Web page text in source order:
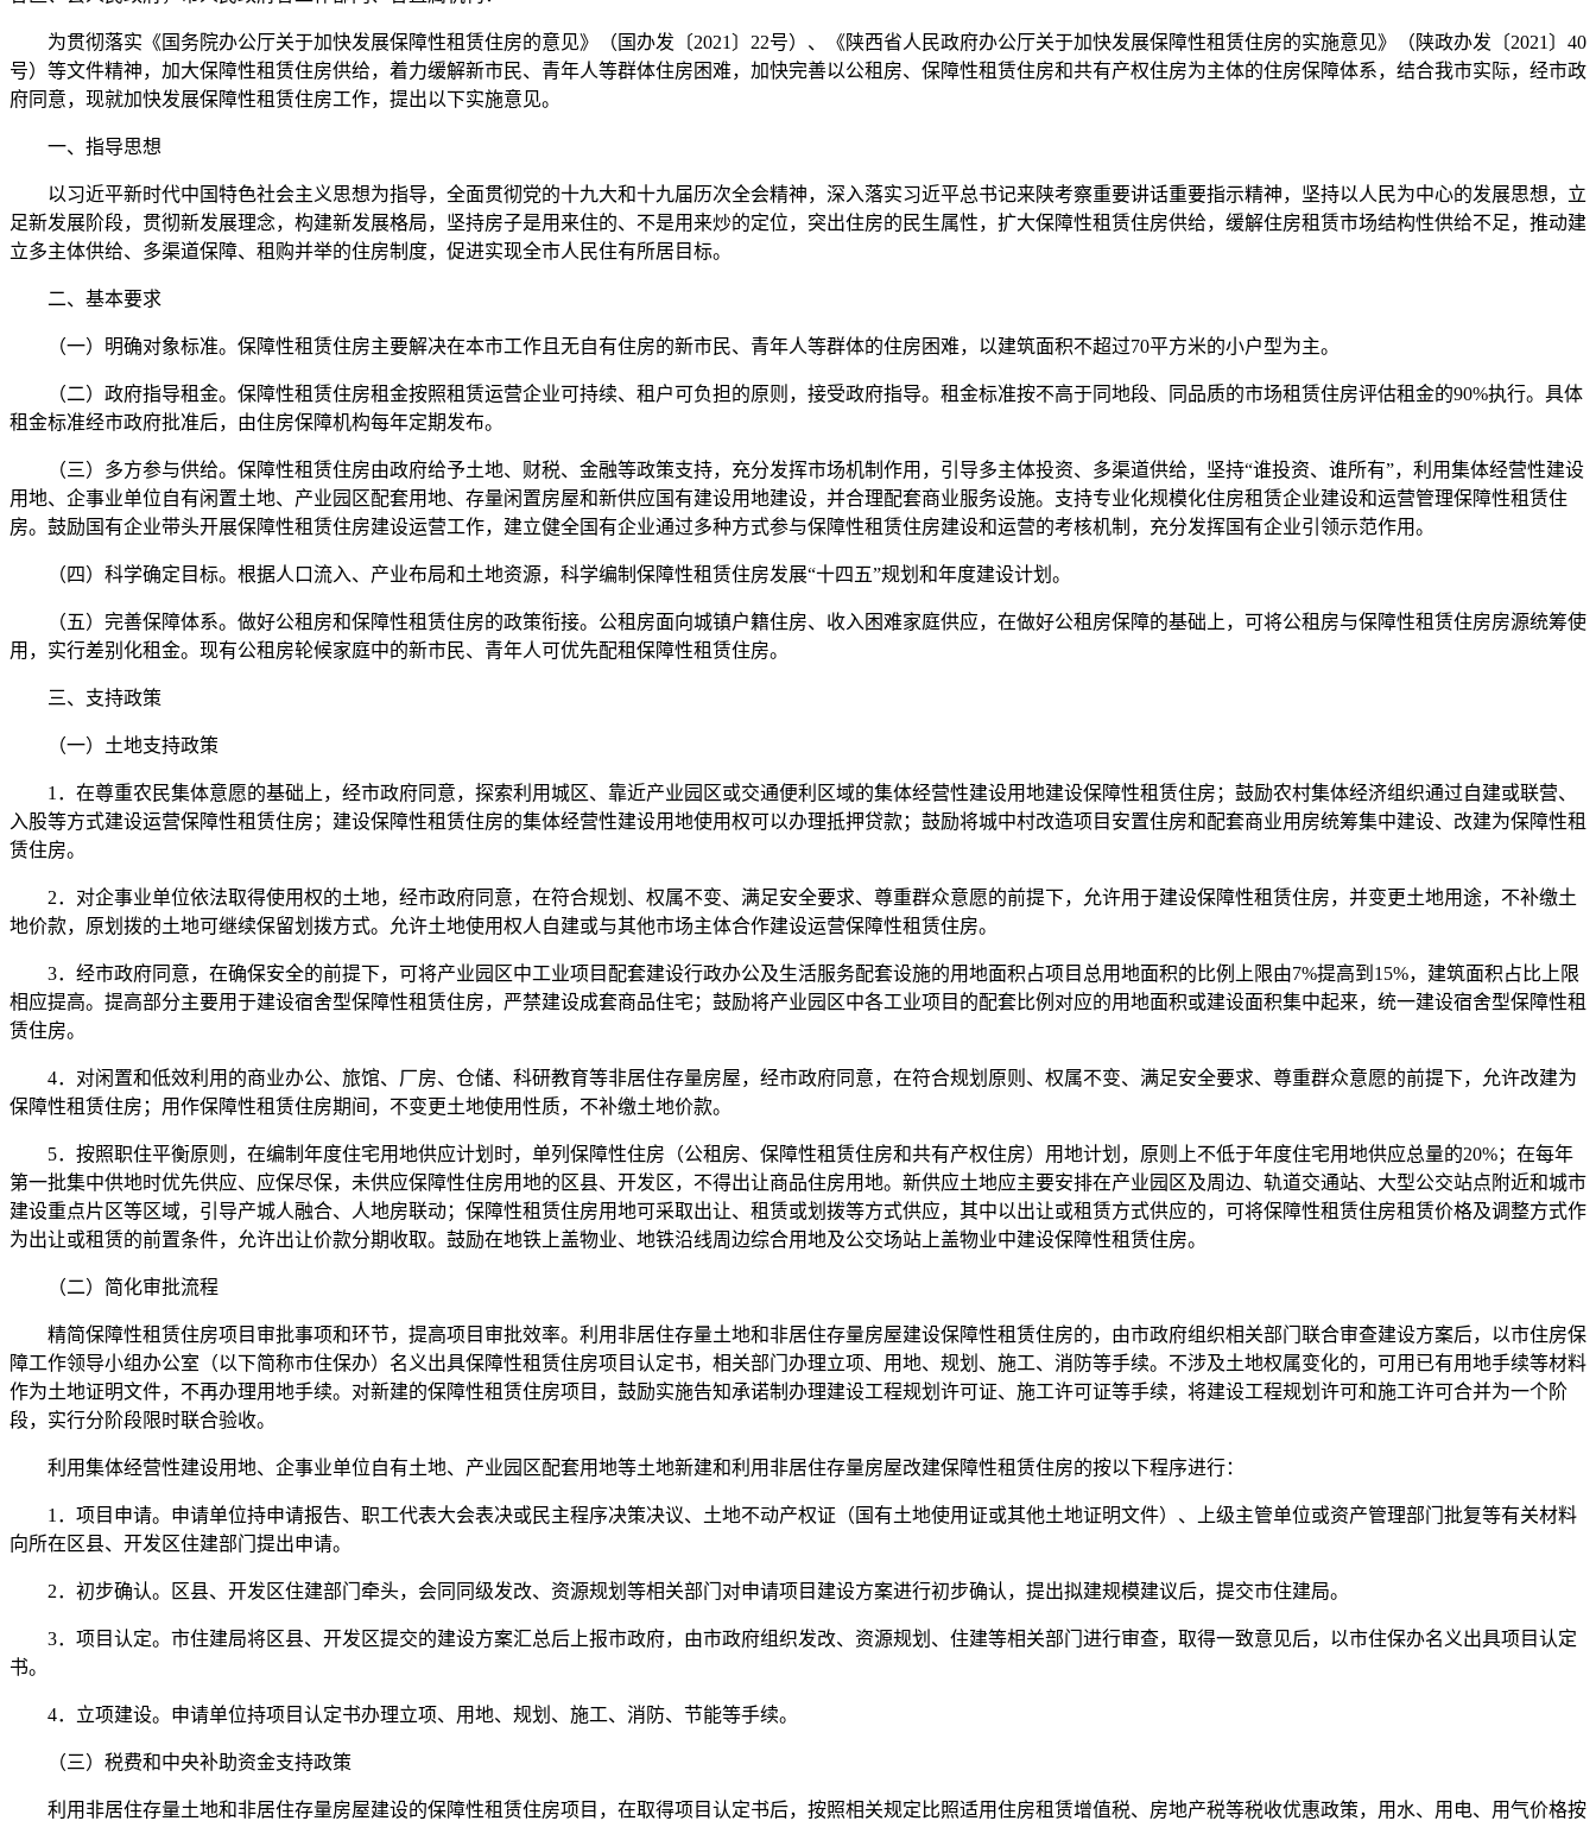
为贯彻落实《国务院办公厅关于加快发展保障性租赁住房的意见》（国办发〔2021〕22号）、《陕西省人民政府办公厅关于加快发展保障性租赁住房的实施意见》（陕政办发〔2021〕40
号）等文件精神，加大保障性租赁住房供给，着力缓解新市民、青年人等群体住房困难，加快完善以公租房、保障性租赁住房和共有产权住房为主体的住房保障体系，结合我市实际，经市政
府同意，现就加快发展保障性租赁住房工作，提出以下实施意见。
一、指导思想
以习近平新时代中国特色社会主义思想为指导，全面贯彻党的十九大和十九届历次全会精神，深入落实习近平总书记来陕考察重要讲话重要指示精神，坚持以人民为中心的发展思想，立
足新发展阶段，贯彻新发展理念，构建新发展格局，坚持房子是用来住的、不是用来炒的定位，突出住房的民生属性，扩大保障性租赁住房供给，缓解住房租赁市场结构性供给不足，推动建
立多主体供给、多渠道保障、租购并举的住房制度，促进实现全市人民住有所居目标。
二、基本要求
（一）明确对象标准。保障性租赁住房主要解决在本市工作且无自有住房的新市民、青年人等群体的住房困难，以建筑面积不超过70平方米的小户型为主。
（二）政府指导租金。保障性租赁住房租金按照租赁运营企业可持续、租户可负担的原则，接受政府指导。租金标准按不高于同地段、同品质的市场租赁住房评估租金的90%执行。具体
租金标准经市政府批准后，由住房保障机构每年定期发布。
（三）多方参与供给。保障性租赁住房由政府给予土地、财税、金融等政策支持，充分发挥市场机制作用，引导多主体投资、多渠道供给，坚持“谁投资、谁所有”，利用集体经营性建设
用地、企事业单位自有闲置土地、产业园区配套用地、存量闲置房屋和新供应国有建设用地建设，并合理配套商业服务设施。支持专业化规模化住房租赁企业建设和运营管理保障性租赁住
房。鼓励国有企业带头开展保障性租赁住房建设运营工作，建立健全国有企业通过多种方式参与保障性租赁住房建设和运营的考核机制，充分发挥国有企业引领示范作用。
（四）科学确定目标。根据人口流入、产业布局和土地资源，科学编制保障性租赁住房发展“十四五”规划和年度建设计划。
（五）完善保障体系。做好公租房和保障性租赁住房的政策衔接。公租房面向城镇户籍住房、收入困难家庭供应，在做好公租房保障的基础上，可将公租房与保障性租赁住房房源统筹使
用，实行差别化租金。现有公租房轮候家庭中的新市民、青年人可优先配租保障性租赁住房。
三、支持政策
（一）土地支持政策
1．在尊重农民集体意愿的基础上，经市政府同意，探索利用城区、靠近产业园区或交通便利区域的集体经营性建设用地建设保障性租赁住房；鼓励农村集体经济组织通过自建或联营、
入股等方式建设运营保障性租赁住房；建设保障性租赁住房的集体经营性建设用地使用权可以办理抵押贷款；鼓励将城中村改造项目安置住房和配套商业用房统筹集中建设、改建为保障性租
赁住房。
2．对企事业单位依法取得使用权的土地，经市政府同意，在符合规划、权属不变、满足安全要求、尊重群众意愿的前提下，允许用于建设保障性租赁住房，并变更土地用途，不补缴土
地价款，原划拨的土地可继续保留划拨方式。允许土地使用权人自建或与其他市场主体合作建设运营保障性租赁住房。
3．经市政府同意，在确保安全的前提下，可将产业园区中工业项目配套建设行政办公及生活服务配套设施的用地面积占项目总用地面积的比例上限由7%提高到15%，建筑面积占比上限
相应提高。提高部分主要用于建设宿舍型保障性租赁住房，严禁建设成套商品住宅；鼓励将产业园区中各工业项目的配套比例对应的用地面积或建设面积集中起来，统一建设宿舍型保障性租
赁住房。
4．对闲置和低效利用的商业办公、旅馆、厂房、仓储、科研教育等非居住存量房屋，经市政府同意，在符合规划原则、权属不变、满足安全要求、尊重群众意愿的前提下，允许改建为
保障性租赁住房；用作保障性租赁住房期间，不变更土地使用性质，不补缴土地价款。
5．按照职住平衡原则，在编制年度住宅用地供应计划时，单列保障性住房（公租房、保障性租赁住房和共有产权住房）用地计划，原则上不低于年度住宅用地供应总量的20%；在每年
第一批集中供地时优先供应、应保尽保，未供应保障性住房用地的区县、开发区，不得出让商品住房用地。新供应土地应主要安排在产业园区及周边、轨道交通站、大型公交站点附近和城市
建设重点片区等区域，引导产城人融合、人地房联动；保障性租赁住房用地可采取出让、租赁或划拨等方式供应，其中以出让或租赁方式供应的，可将保障性租赁住房租赁价格及调整方式作
为出让或租赁的前置条件，允许出让价款分期收取。鼓励在地铁上盖物业、地铁沿线周边综合用地及公交场站上盖物业中建设保障性租赁住房。
（二）简化审批流程
精简保障性租赁住房项目审批事项和环节，提高项目审批效率。利用非居住存量土地和非居住存量房屋建设保障性租赁住房的，由市政府组织相关部门联合审查建设方案后，以市住房保
障工作领导小组办公室（以下简称市住保办）名义出具保障性租赁住房项目认定书，相关部门办理立项、用地、规划、施工、消防等手续。不涉及土地权属变化的，可用已有用地手续等材料
作为土地证明文件，不再办理用地手续。对新建的保障性租赁住房项目，鼓励实施告知承诺制办理建设工程规划许可证、施工许可证等手续，将建设工程规划许可和施工许可合并为一个阶
段，实行分阶段限时联合验收。
利用集体经营性建设用地、企事业单位自有土地、产业园区配套用地等土地新建和利用非居住存量房屋改建保障性租赁住房的按以下程序进行：
1．项目申请。申请单位持申请报告、职工代表大会表决或民主程序决策决议、土地不动产权证（国有土地使用证或其他土地证明文件）、上级主管单位或资产管理部门批复等有关材料
向所在区县、开发区住建部门提出申请。
2．初步确认。区县、开发区住建部门牵头，会同同级发改、资源规划等相关部门对申请项目建设方案进行初步确认，提出拟建规模建议后，提交市住建局。
3．项目认定。市住建局将区县、开发区提交的建设方案汇总后上报市政府，由市政府组织发改、资源规划、住建等相关部门进行审查，取得一致意见后，以市住保办名义出具项目认定
书。
4．立项建设。申请单位持项目认定书办理立项、用地、规划、施工、消防、节能等手续。
（三）税费和中央补助资金支持政策
利用非居住存量土地和非居住存量房屋建设的保障性租赁住房项目，在取得项目认定书后，按照相关规定比照适用住房租赁增值税、房地产税等税收优惠政策，用水、用电、用气价格按